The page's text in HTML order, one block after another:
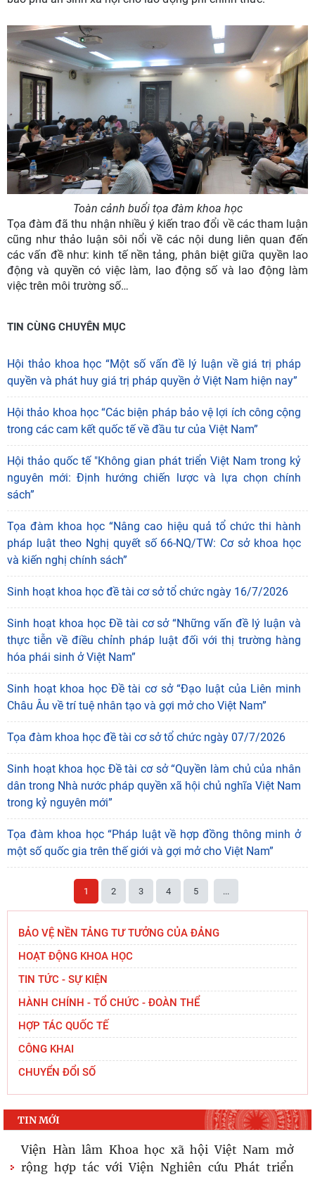
Toàn cảnh buổi tọa đàm khoa học
Tọa đàm đã thu nhận nhiều ý kiến trao đổi về các tham luận
cũng như thảo luận sôi nổi về các nội dung liên quan đến
các vấn đề như: kinh tế nền tảng, phân biệt giữa quyền lao
động và quyền có việc làm, lao động số và lao động làm
việc trên môi trường số…
TIN CÙNG CHUYÊN MỤC
Hội thảo khoa học “Một số vấn đề lý luận về giá trị pháp
quyền và phát huy giá trị pháp quyền ở Việt Nam hiện nay”
Hội thảo khoa học “Các biện pháp bảo vệ lợi ích công cộng
trong các cam kết quốc tế về đầu tư của Việt Nam”
Hội thảo quốc tế "Không gian phát triển Việt Nam trong kỷ
nguyên mới: Định hướng chiến lược và lựa chọn chính
sách”
Tọa đàm khoa học “Nâng cao hiệu quả tổ chức thi hành
pháp luật theo Nghị quyết số 66-NQ/TW: Cơ sở khoa học
và kiến nghị chính sách”
Sinh hoạt khoa học đề tài cơ sở tổ chức ngày 16/7/2026
Sinh hoạt khoa học Đề tài cơ sở “Những vấn đề lý luận và
thực tiễn về điều chỉnh pháp luật đối với thị trường hàng
hóa phái sinh ở Việt Nam”
Sinh hoạt khoa học Đề tài cơ sở “Đạo luật của Liên minh
Châu Âu về trí tuệ nhân tạo và gợi mở cho Việt Nam”
Tọa đàm khoa học đề tài cơ sở tổ chức ngày 07/7/2026
Sinh hoạt khoa học Đề tài cơ sở “Quyền làm chủ của nhân
dân trong Nhà nước pháp quyền xã hội chủ nghĩa Việt Nam
trong kỷ nguyên mới”
Tọa đàm khoa học “Pháp luật về hợp đồng thông minh ở
một số quốc gia trên thế giới và gợi mở cho Việt Nam”
1 2 3 4 5 ...
BẢO VỆ NỀN TẢNG TƯ TƯỞNG CỦA ĐẢNG
HOẠT ĐỘNG KHOA HỌC
TIN TỨC - SỰ KIỆN
HÀNH CHÍNH - TỔ CHỨC - ĐOÀN THỂ
HỢP TÁC QUỐC TẾ
CÔNG KHAI
CHUYỂN ĐỔI SỐ
TIN MỚI
Viện Hàn lâm Khoa học xã hội Việt Nam mở
rộng hợp tác với Viện Nghiên cứu Phát triển